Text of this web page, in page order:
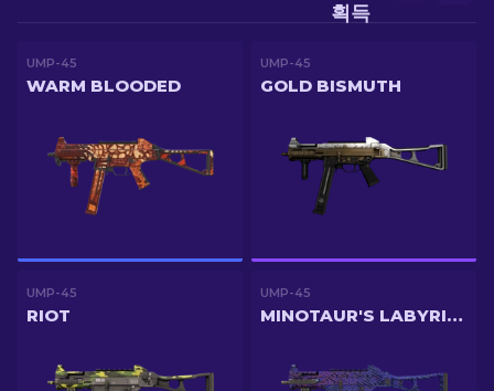
획득
UMP-45
WARM BLOODED
UMP-45
GOLD BISMUTH
UMP-45
RIOT
UMP-45
MINOTAUR'S LABYRINTH